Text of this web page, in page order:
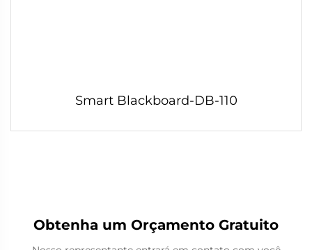
Smart Blackboard-DB-110
Obtenha um Orçamento Gratuito